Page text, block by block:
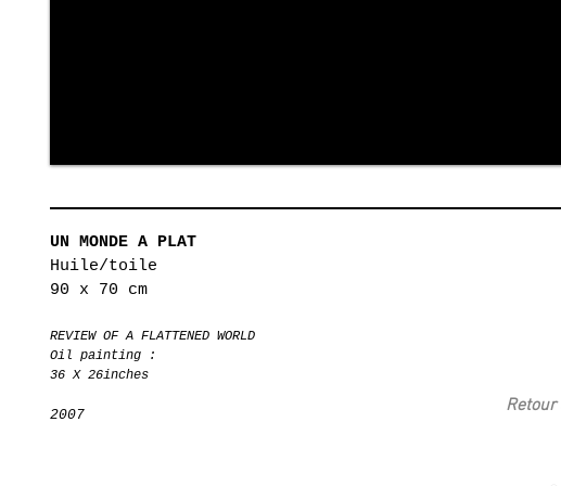
UN MONDE A PLAT
Huile/toile
90 x 70 cm
REVIEW OF A FLATTENED WORLD
Oil painting :
36 X 26inches
2007 Retour